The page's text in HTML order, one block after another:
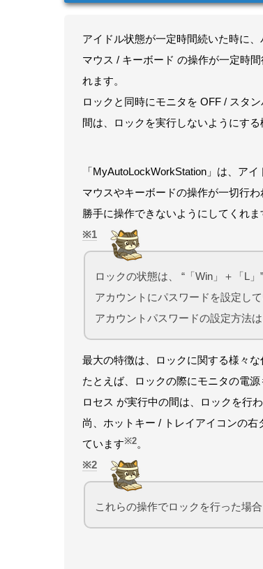
アイドル状態が一定時間続いた時に
マウス / キーボード の操作が一定時
れます。
ロックと同時にモニタを OFF / スタ
間は、ロックを実行しないようにする
「MyAutoLockWorkStation」は、ア
マウスやキーボードの操作が一切行
勝手に操作できないようにしてくれま
1
ロックの状態は、 “「Win」＋「L」
アカウントにパスワードを設定し
アカウントパスワードの設定方法
最大の特徴は、ロックに関する様々
たとえば、ロックの際にモニタの電
ロセス が実行中の間は、ロックを行
尚、ホットキー / トレイアイコンの
ています※2。
2
これらの操作でロックを行った場